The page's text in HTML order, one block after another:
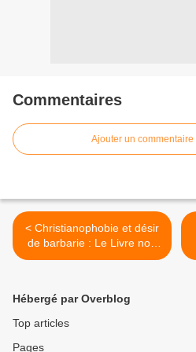
Commentaires
Ajouter un commentaire
< Christianophobie et désir
de barbarie : Le Livre noir
de la condition des
Hébergé par Overblog
Top articles
Pages